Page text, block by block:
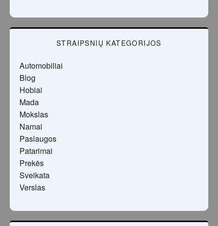
STRAIPSNIŲ KATEGORIJOS
Automobiliai
Blog
Hobiai
Mada
Mokslas
Namai
Paslaugos
Patarimai
Prekės
Sveikata
Verslas